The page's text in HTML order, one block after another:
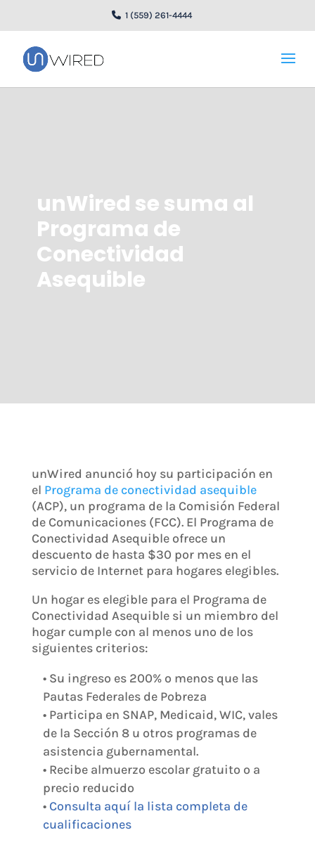
1 (559) 261-4444
unWired se suma al
Programa de
Conectividad
Asequible
unWired anunció hoy su participación en
el Programa de conectividad asequible
(ACP), un programa de la Comisión Federal
de Comunicaciones (FCC). El Programa de
Conectividad Asequible ofrece un
descuento de hasta $30 por mes en el
servicio de Internet para hogares elegibles.
Un hogar es elegible para el Programa de
Conectividad Asequible si un miembro del
hogar cumple con al menos uno de los
siguientes criterios:
• Su ingreso es 200% o menos que las
Pautas Federales de Pobreza
• Participa en SNAP, Medicaid, WIC, vales
de la Sección 8 u otros programas de
asistencia gubernamental.
• Recibe almuerzo escolar gratuito o a
precio reducido
• Consulta aquí la lista completa de
cualificaciones